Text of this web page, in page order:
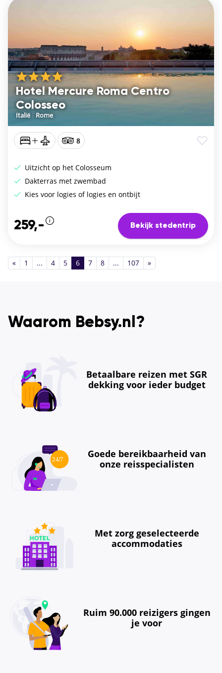
Hotel Mercure Roma Centro
Colosseo
Italië/ Rome
8
Uitzicht op het Colosseum
Dakterras met zwembad
Kies voor logies of logies en ontbijt
259,- Bekijk stedentrip
« 1 ... 4 5 6 7 8 ... 107 »
Waarom Bebsy.nl?
Betaalbare reizen met SGR
dekking voor ieder budget
Goede bereikbaarheid van
onze reisspecialisten
Met zorg geselecteerde
accommodaties
Ruim 90.000 reizigers gingen
je voor